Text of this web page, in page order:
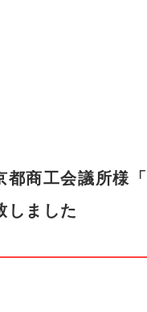
都商工会議所様
しました